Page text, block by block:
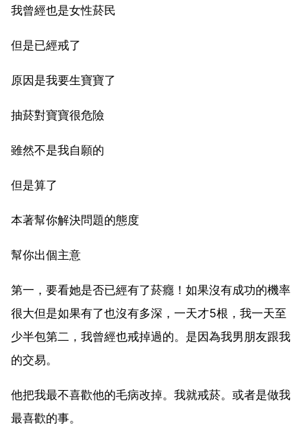
我曾經也是女性菸民
但是已經戒了
原因是我要生寶寶了
抽菸對寶寶很危險
雖然不是我自願的
但是算了
本著幫你解決問題的態度
幫你出個主意
第一，要看她是否已經有了菸癮！如果沒有成功的機率
很大但是如果有了也沒有多深，一天才5根，我一天至
少半包第二，我曾經也戒掉過的。是因為我男朋友跟我
的交易。
他把我最不喜歡他的毛病改掉。我就戒菸。或者是做我
最喜歡的事。